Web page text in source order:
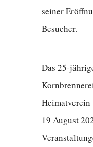
seiner
Besucher.
Das 25-
Heimatverein
19 August